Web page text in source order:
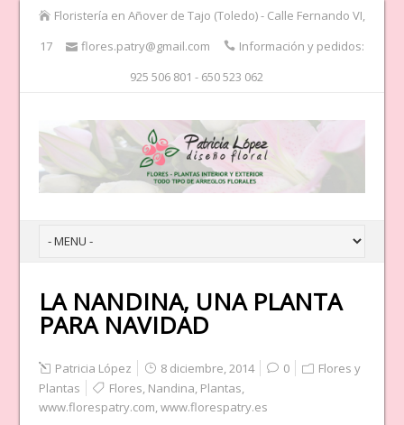
Floristería en Añover de Tajo (Toledo) - Calle Fernando VI,
17
flores.patry@gmail.com
Información y pedidos:
925 506 801 - 650 523 062
LA NANDINA, UNA PLANTA
PARA NAVIDAD
Patricia López 8 diciembre, 2014 0
Flores y
Plantas
Flores, Nandina, Plantas,
www.florespatry.com,www.florespatry.es